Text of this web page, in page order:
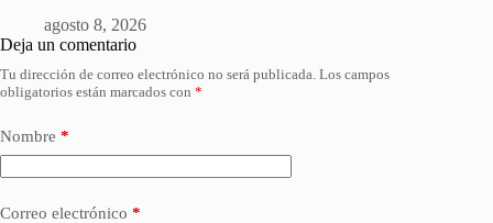
agosto 8, 2026
Deja un comentario
Tu dirección de correo electrónico no será publicada. Los campos
obligatorios están marcados con *
Nombre *
Correo electrónico *